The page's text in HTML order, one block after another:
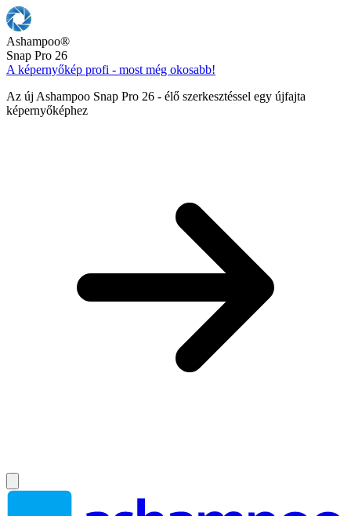
Ashampoo®
Snap Pro 26
A képernyőkép profi - most még okosabb!
Az új Ashampoo Snap Pro 26 - élő szerkesztéssel egy újfajta
képernyőképhez